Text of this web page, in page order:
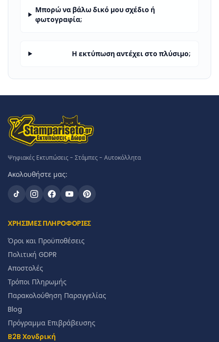
Μπορώ να βάλω δικό μου σχέδιο ή
φωτογραφία;
Η εκτύπωση αντέχει στο πλύσιμο;
Ψηφιακές Εκτυπώσεις - Στάμπες - Αυτοκόλλητα
Ακολουθήστε μας:
ΧΡΗΣΙΜΕΣ ΠΛΗΡΟΦΟΡΙΕΣ
Όροι και Προϋποθέσεις
Πολιτική GDPR
Αποστολές
Τρόποι Πληρωμής
Παρακολούθηση Παραγγελίας
Blog
Πρόγραμμα Επιβράβευσης
B2B Χονδρική